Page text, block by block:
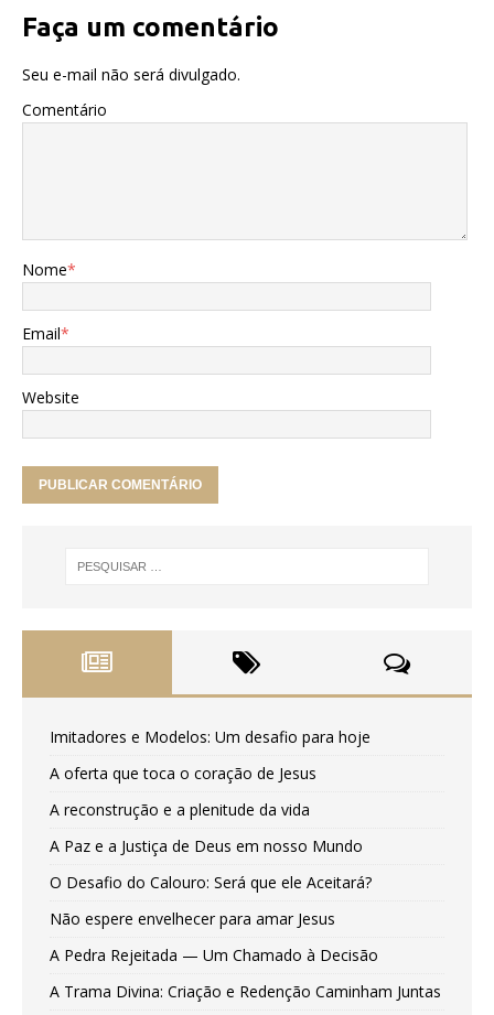
Faça um comentário
Seu e-mail não será divulgado.
Comentário
Nome*
Email*
Website
Imitadores e Modelos: Um desafio para hoje
A oferta que toca o coração de Jesus
A reconstrução e a plenitude da vida
A Paz e a Justiça de Deus em nosso Mundo
O Desafio do Calouro: Será que ele Aceitará?
Não espere envelhecer para amar Jesus
A Pedra Rejeitada — Um Chamado à Decisão
A Trama Divina: Criação e Redenção Caminham Juntas